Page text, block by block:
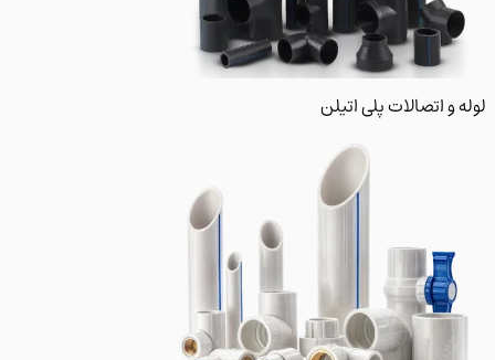
اتصالات پلی اتیلن